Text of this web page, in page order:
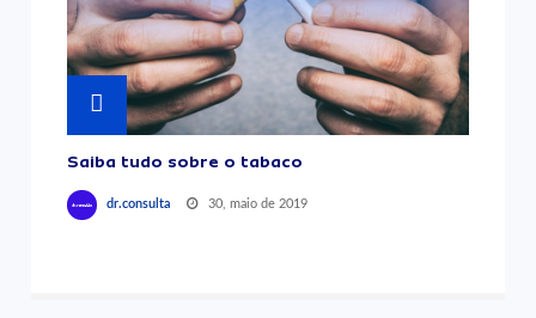
Saiba tudo sobre o tabaco
dr.consulta 30, maio de 2019